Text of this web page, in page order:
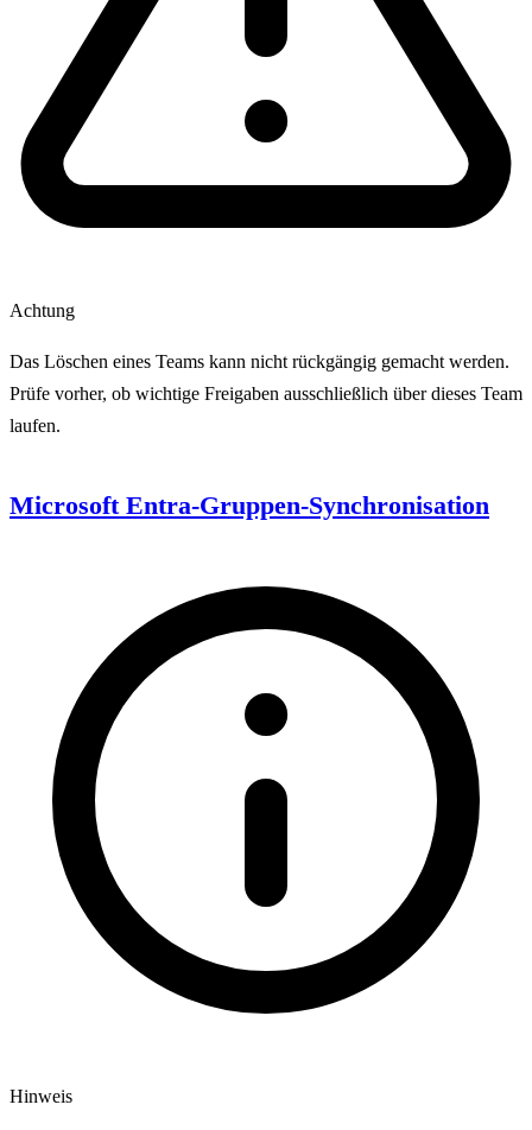
Achtung
Das Löschen eines Teams kann nicht rückgängig gemacht werden.
Prüfe vorher, ob wichtige Freigaben ausschließlich über dieses Team
laufen.
Microsoft Entra-Gruppen-Synchronisation
Hinweis